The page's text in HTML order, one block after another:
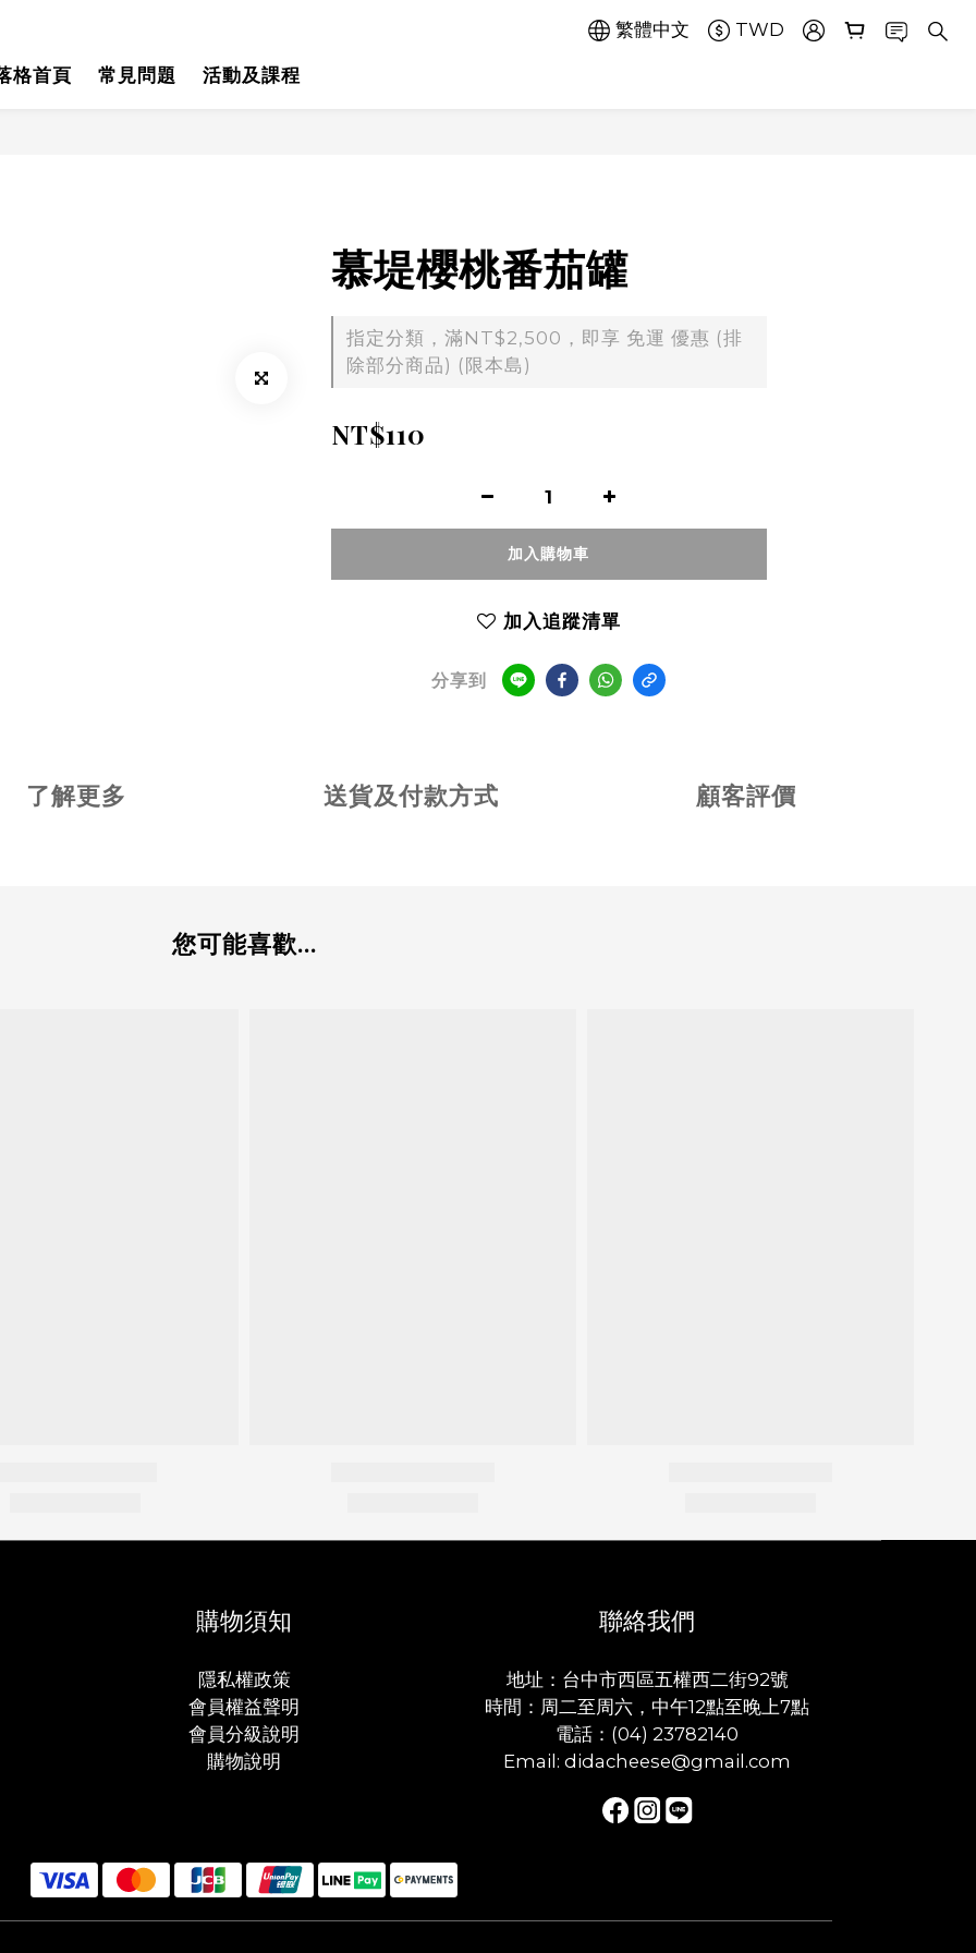
繁體中文 TWD
格首頁 常見問題 活動及課程
慕堤櫻桃番茄罐
指定分類，滿NT$2,500，即享 免運 優惠 (排
除部分商品) (限本島)
NT$110
加入購物車
加入追蹤清單
分享到
了解更多 送貨及付款方式 顧客評價
您可能喜歡...
購物須知
隱私權政策
會員權益聲明
會員分級說明
購物說明
聯絡我們
地址：台中市西區五權西二街92號
時間：周二至周六，中午12點至晚上7點
電話：(04) 23782140
Email: didacheese@gmail.com